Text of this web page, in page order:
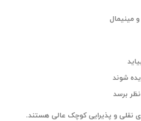
مینیمال
شوند
برسد
نقلی و پذیرایی کوچک عالی هستند.